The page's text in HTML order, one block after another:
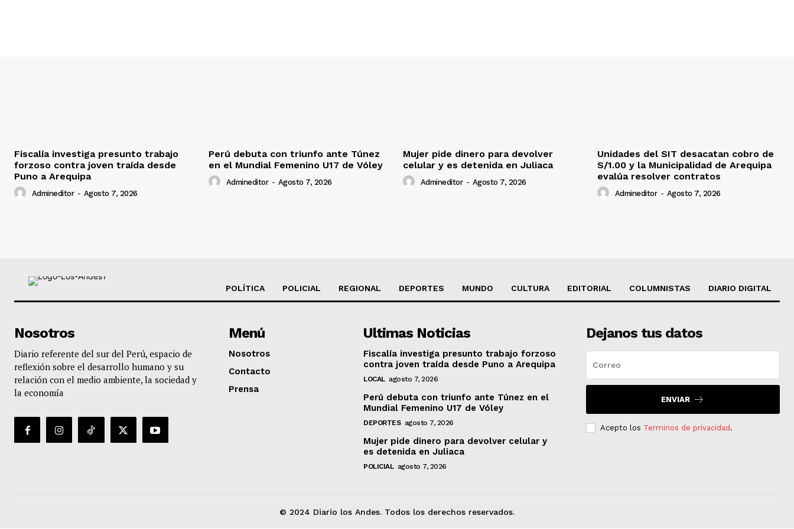
Fiscalía investiga presunto trabajo
forzoso contra joven traída desde
Puno a Arequipa
Admineditor - Agosto 7, 2026
Perú debuta con triunfo ante Túnez
en el Mundial Femenino U17 de Vóley
Admineditor - Agosto 7, 2026
Mujer pide dinero para devolver
celular y es detenida en Juliaca
Admineditor - Agosto 7, 2026
Unidades del SIT desacatan cobro de
S/1.00 y la Municipalidad de Arequipa
evalúa resolver contratos
Admineditor - Agosto 7, 2026
POLÍTICA POLICIAL REGIONAL DEPORTES MUNDO CULTURA EDITORIAL COLUMNISTAS DIARIO DIGITAL
Nosotros
Diario referente del sur del Perú, espacio de
reflexión sobre el desarrollo humano y su
relación con el medio ambiente, la sociedad y
la economía
Menú
Nosotros
Contacto
Prensa
Ultimas Noticias
Fiscalía investiga presunto trabajo forzoso
contra joven traída desde Puno a Arequipa
LOCAL agosto 7, 2026
Perú debuta con triunfo ante Túnez en el
Mundial Femenino U17 de Vóley
DEPORTES agosto 7, 2026
Mujer pide dinero para devolver celular y
es detenida en Juliaca
POLICIAL agosto 7, 2026
Dejanos tus datos
ENVIAR
Acepto los Terminos de privacidad .
© 2024 Diario los Andes. Todos los derechos reservados.